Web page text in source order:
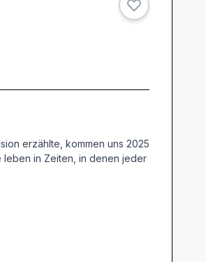
erzählte, kommen uns 2025
leben in Zeiten, in denen jeder